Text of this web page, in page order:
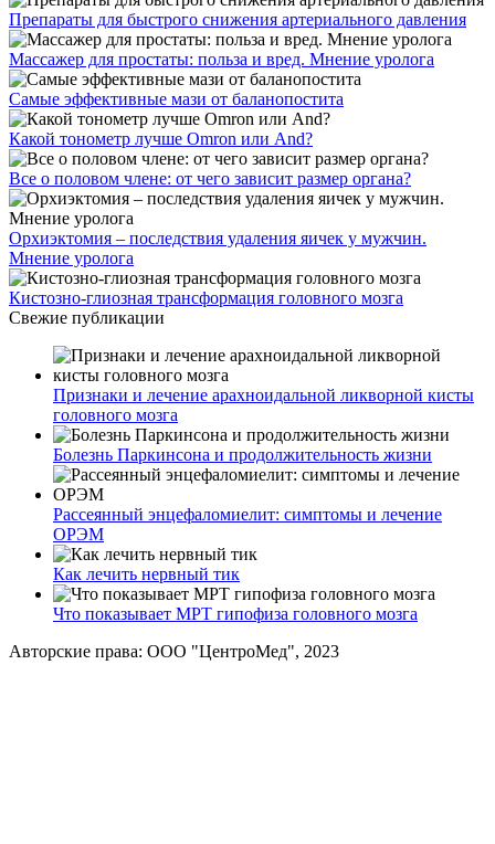
Препараты для быстрого снижения артериального давления
Массажер для простаты: польза и вред. Мнение уролога
Самые эффективные мази от баланопостита
Какой тонометр лучше Omron или And?
Все о половом члене: от чего зависит размер органа?
Орхиэктомия – последствия удаления яичек у мужчин.
Мнение уролога
Кистозно-глиозная трансформация головного мозга
Свежие публикации
Признаки и лечение арахноидальной ликворной кисты
головного мозга
Болезнь Паркинсона и продолжительность жизни
Рассеянный энцефаломиелит: симптомы и лечение
ОРЭМ
Как лечить нервный тик
Что показывает МРТ гипофиза головного мозга
Авторские права: ООО "ЦентроМед", 2023